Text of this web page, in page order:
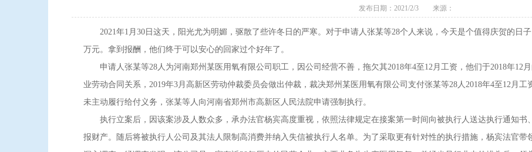
发布日期：2021/2/3 来源：
2021年1月30日这天，阳光尤为明媚，驱散了些许冬日的严寒。对于申请人张某等28个人来说，今天是个值得庆贺的日
万元。拿到报酬，他们终于可以安心的回家过个好年了。
申请人张某等28人为河南郑州某医用氧有限公司职工，因公司经营不善，拖欠其2018年4至12月工资，他们于2018年12
业劳动合同关系，2019年3月高新区劳动仲裁委员会做出仲裁，裁决郑州某医用氧有限公司支付张某等28人2018年4至12月
未主动履行给付义务，张某等人向河南省郑州市高新区人民法院申请强制执行。
执行立案后，因该案涉及人数众多，承办法官杨宾高度重视，依照法律规定在接案第一时间向被执行人送达执行通知书
报财产。随后将被执行人公司及其法人限制高消费并纳入失信被执行人名单。为了采取更有针对性的执行措施，杨宾法官